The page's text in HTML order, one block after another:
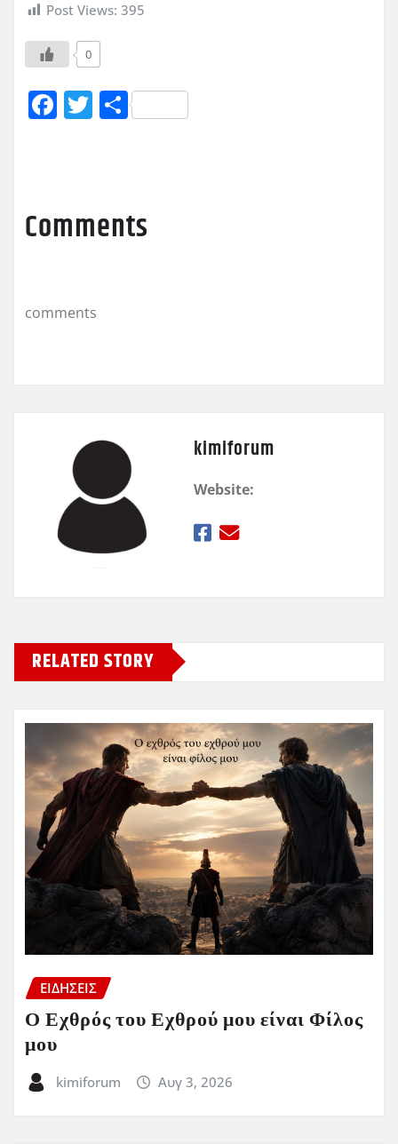
Post Views: 395
0
F
b
o
k
T
r
Μ
σ
τ
Comments
comments
kimiforum
Website:
RELATED STORY
ΕΙΔΗΣΕΙΣ
Ο Εχθρός του Εχθρού μου είναι Φίλος
μου
kimiforum Αυγ 3, 2026